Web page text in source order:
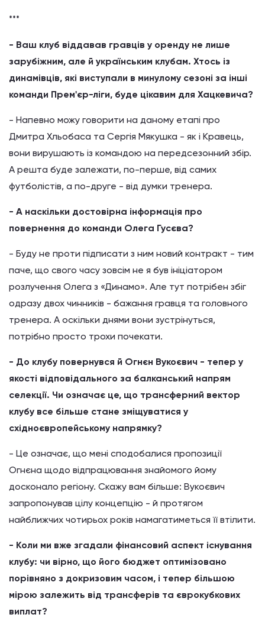
***
- Ваш клуб віддавав гравців у оренду не лише
зарубіжним, але й українським клубам. Хтось із
динамівців, які виступали в минулому сезоні за інші
команди Прем'єр-ліги, буде цікавим для Хацкевича?
- Напевно можу говорити на даному етапі про
Дмитра Хльобаса та Сергія Мякушка - як і Кравець,
вони вирушають із командою на передсезонний збір.
А решта буде залежати, по-перше, від самих
футболістів, а по-друге - від думки тренера.
- А наскільки достовірна інформація про
повернення до команди Олега Гусєва?
- Буду не проти підписати з ним новий контракт - тим
паче, що свого часу зовсім не я був ініціатором
розлучення Олега з «Динамо». Але тут потрібен збіг
одразу двох чинників - бажання гравця та головного
тренера. А оскільки днями вони зустрінуться,
потрібно просто трохи почекати.
- До клубу повернувся й Огнєн Вукоєвич - тепер у
якості відповідального за балканський напрям
селекції. Чи означає це, що трансферний вектор
клубу все більше стане зміщуватися у
східноєвропейському напрямку?
- Це означає, що мені сподобалися пропозиції
Огнєна щодо відпрацювання знайомого йому
досконало регіону. Скажу вам більше: Вукоєвич
запропонував цілу концепцію - й протягом
найближчих чотирьох років намагатиметься її втілити.
- Коли ми вже згадали фінансовий аспект існування
клубу: чи вірно, що його бюджет оптимізовано
порівняно з докризовим часом, і тепер більшою
мірою залежить від трансферів та єврокубкових
виплат?